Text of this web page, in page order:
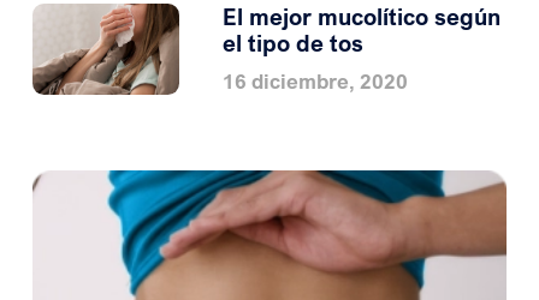
El mejor mucolítico según
el tipo de tos
16 diciembre, 2020